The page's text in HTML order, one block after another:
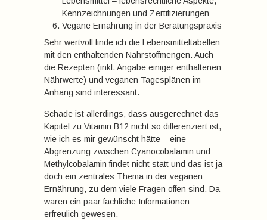
Kennzeichnungen und Zertifizierungen
Vegane Ernährung in der Beratungspraxis
Sehr wertvoll finde ich die Lebensmitteltabellen
mit den enthaltenden Nährstoffmengen. Auch
die Rezepten (inkl. Angabe einiger enthaltenen
Nährwerte) und veganen Tagesplänen im
Anhang sind interessant.
Schade ist allerdings, dass ausgerechnet das
Kapitel zu Vitamin B12 nicht so differenziert ist,
wie ich es mir gewünscht hätte – eine
Abgrenzung zwischen Cyanocobalamin und
Methylcobalamin findet nicht statt und das ist ja
doch ein zentrales Thema in der veganen
Ernährung, zu dem viele Fragen offen sind. Da
wären ein paar fachliche Informationen
erfreulich gewesen.